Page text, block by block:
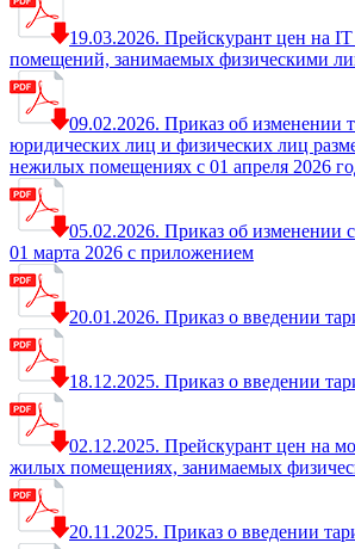
19.03.2026. Прейскурант цен на
помещений, занимаемых физическими
09.02.2026. Приказ об изменении
юридических лиц и физических лиц
нежилых помещениях с 01 апреля 2026
05.02.2026. Приказ об изменении
01 марта 2026 с приложением
20.01.2026. Приказ о введении
18.12.2025. Приказ о введении
02.12.2025. Прейскурант цен на
жилых помещениях, занимаемых
20.11.2025. Приказ о введении